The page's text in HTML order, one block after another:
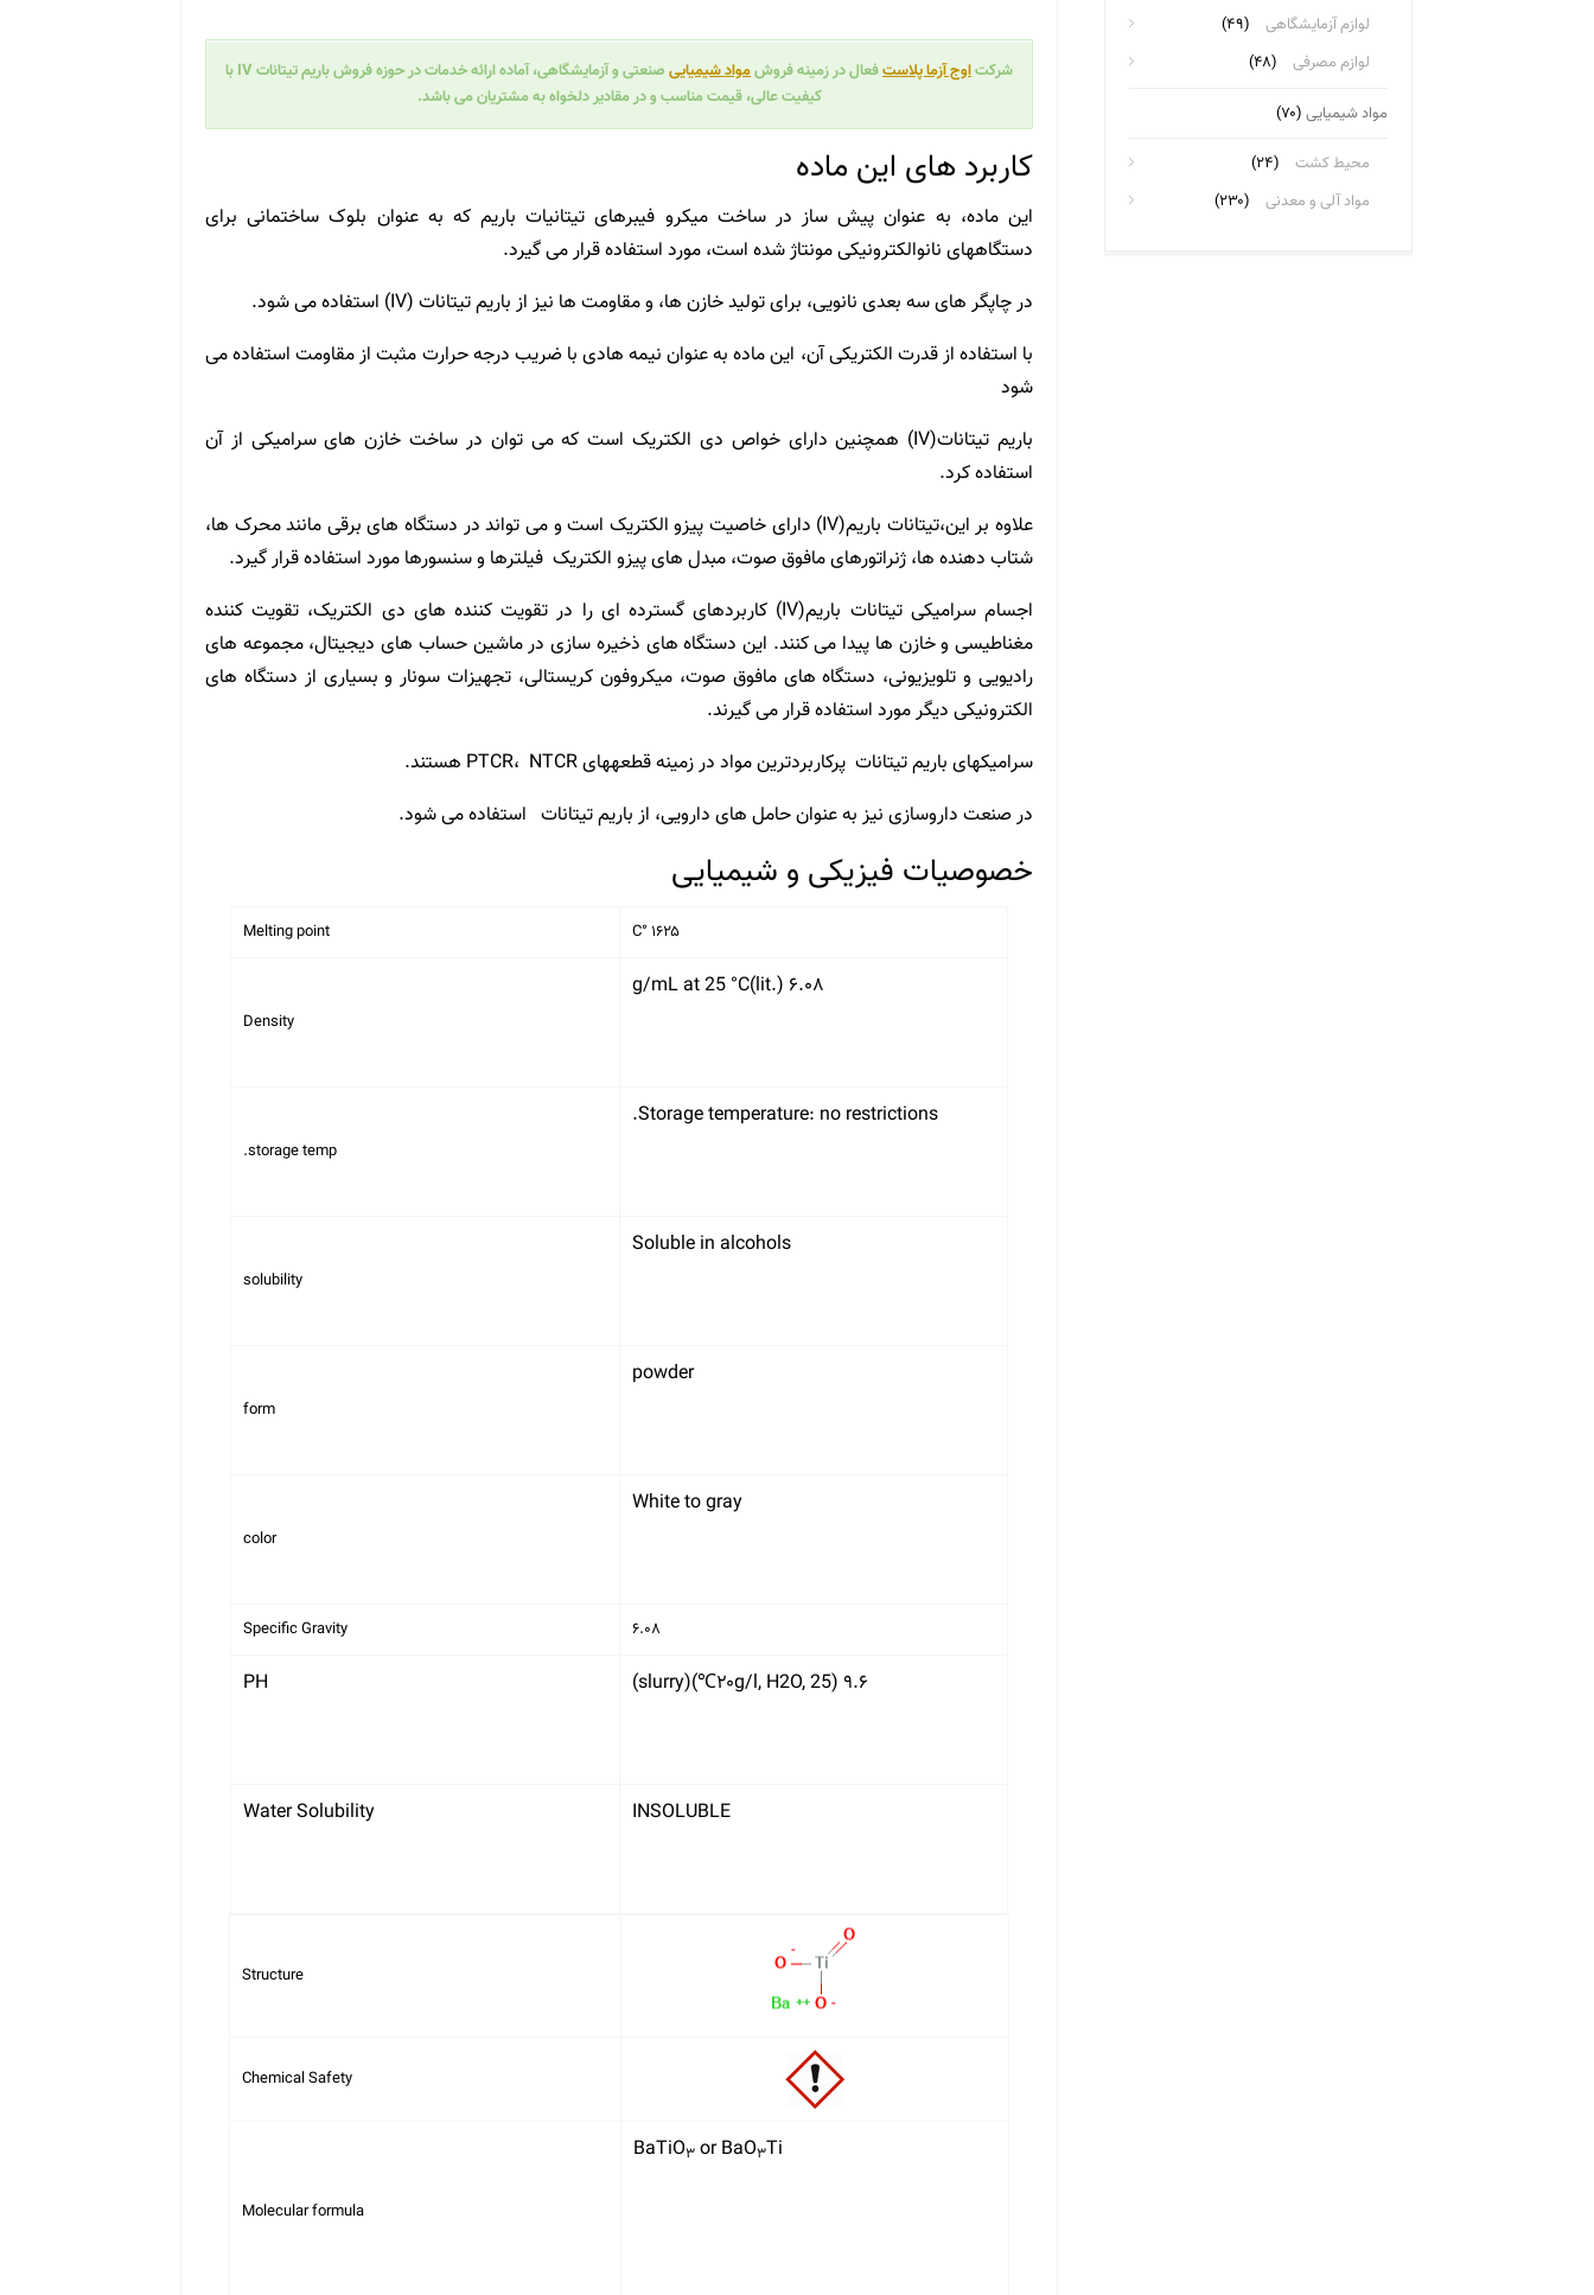
شرکتاوج آزما پلاستفعال در زمینه فروشموادشیمیایی صنعتی و آزمایشگاهی، آماده ارائه خدمات در حوزه فروش باریم تیتانات IV
با
کیفیت عالی، قیمت مناسب و در مقادیر دلخواه به مشتریان می باشد.
کاربرد های این ماده
این ماده، به عنوان پیش ساز در ساخت میکرو فیبرهای تیتانیات باریم که به عنوان بلوک ساختمانی برای
دستگاههای نانوالکترونیکی مونتاژ شده است، مورد استفاده قرار می گیرد.
در چاپگر های سه بعدی نانویی، برای تولید خازن ها، و مقاومت ها نیز از باریم تیتانات (IV) استفاده می شود.
با استفاده از قدرت الکتریکی آن، این ماده به عنوان نیمه هادی با ضریب درجه حرارت مثبت از مقاومت استفاده می
شود
باریم تیتانات(IV) همچنین دارای خواص دی الکتریک است که می توان در ساخت خازن های سرامیکی از آن
استفاده کرد.
علاوه بر این،تیتانات باریم(IV) دارای خاصیت پیزو الکتریک است و می تواند در دستگاه های برقی مانند محرک ها،
شتاب دهنده ها، ژنراتورهای مافوق صوت، مبدل های پیزو الکتریک فیلترها و سنسورها مورد استفاده قرار گیرد.
اجسام سرامیکی تیتانات باریم(IV) کاربردهای گسترده ای را در تقویت کننده های دی الکتریک، تقویت کننده
مغناطیسی و خازن ها پیدا می کنند. این دستگاه های ذخیره سازی در ماشین حساب های دیجیتال، مجموعه های
رادیویی و تلویزیونی، دستگاه های مافوق صوت، میکروفون کریستالی، تجهیزات سونار و بسیاری از دستگاه های
الکترونیکی دیگر مورد استفاده قرار می گیرند.
سرامیکهای باریم تیتانات پرکاربردترین مواد در زمینه قطعههای PTCR، NTCR هستند.
در صنعت داروسازی نیز به عنوان حامل های دارویی، از باریم تیتانات استفاده می شود.
خصوصیات فیزیکی و شیمیایی
۱۶۲۵ °C Melting point
۶.۰۸ g/mL at 25 °C(lit.)
Density
Storage temperature: no restrictions.
storage temp.
Soluble in alcohols
solubility
powder
form
White to gray
color
۶.۰۸ Specific Gravity
۹.۶ (۲۰g/l, H2O, 25℃)(slurry) PH
INSOLUBLE
Water Solubility
Structure
Chemical Safety
BaTiO۳ or BaO۳Ti
Molecular formula
لوازم آزمایشگاهی
(۴۹)
لوازم مصرفی
(۴۸)
مواد شیمیایی (۷۰)
محیط کشت
(۲۴)
مواد آلی و معدنی
(۲۳۰)